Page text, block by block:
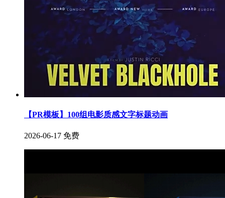
【PR模板】100组电影质感文字标题动画
2026-06-17 免费